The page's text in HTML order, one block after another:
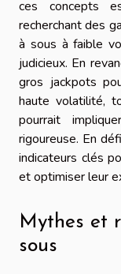
ces concepts
recherchant des
à sous à faible
judicieux. En
gros jackpots
haute volatilité,
pourrait
rigoureuse. En
indicateurs clés
et optimiser leur
Mythes et
sous